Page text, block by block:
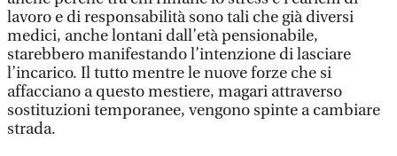
lavoro e di responsabilità sono tali che già diversi
medici, anche lontani dall’età pensionabile,
starebbero manifestando l’intenzione di lasciare
l’incarico. Il tutto mentre le nuove forze che si
affacciano a questo mestiere, magari attraverso
sostituzioni temporanee, vengono spinte a cambiare
strada.